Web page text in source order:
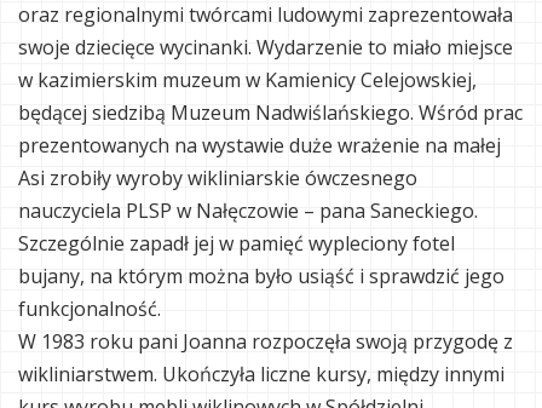
oraz regionalnymi twórcami ludowymi zaprezentowała
swoje dziecięce wycinanki. Wydarzenie to miało miejsce
w kazimierskim muzeum w Kamienicy Celejowskiej,
będącej siedzibą Muzeum Nadwiślańskiego. Wśród prac
prezentowanych na wystawie duże wrażenie na małej
Asi zrobiły wyroby wikliniarskie ówczesnego
nauczyciela PLSP w Nałęczowie – pana Saneckiego.
Szczególnie zapadł jej w pamięć wypleciony fotel
bujany, na którym można było usiąść i sprawdzić jego
funkcjonalność.
W 1983 roku pani Joanna rozpoczęła swoją przygodę z
wikliniarstwem. Ukończyła liczne kursy, między innymi